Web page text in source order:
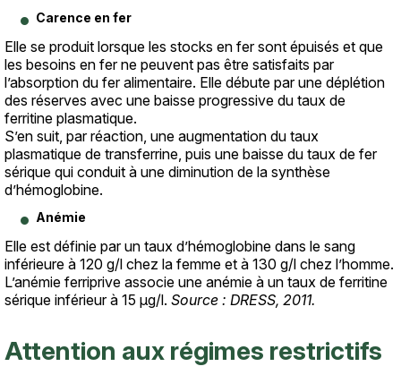
Carence en fer
Elle se produit lorsque les stocks en fer sont épuisés et que
les besoins en fer ne peuvent pas être satisfaits par
l’absorption du fer alimentaire. Elle débute par une déplétion
des réserves avec une baisse progressive du taux de
ferritine plasmatique.
S’en suit, par réaction, une augmentation du taux
plasmatique de transferrine, puis une baisse du taux de fer
sérique qui conduit à une diminution de la synthèse
d’hémoglobine.
Anémie
Elle est définie par un taux d’hémoglobine dans le sang
inférieure à 120 g/l chez la femme et à 130 g/l chez l’homme.
L’anémie ferriprive associe une anémie à un taux de ferritine
sérique inférieur à 15 μg/l. Source : DRESS, 2011.
Texte
Attention aux régimes restrictifs